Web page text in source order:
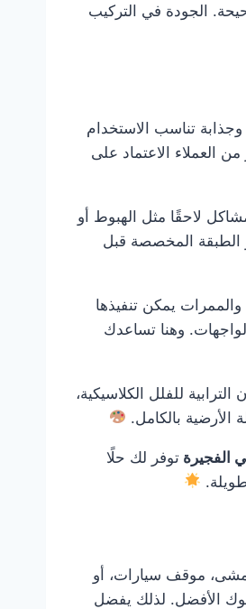
الجودة في التركيب
تناسب الاستخدام
العملاء الاعتماد على
لاحقًا مثل الهبوط أو
الطبقة المخصصة قبل
يمكن تنفيذها
وهنا تساعدك
للفلل الكلاسيكية،
بالكامل.
الفجيرة توفر لك حلًا
موقف سيارات، أو
الأفضل. لذلك يفضل